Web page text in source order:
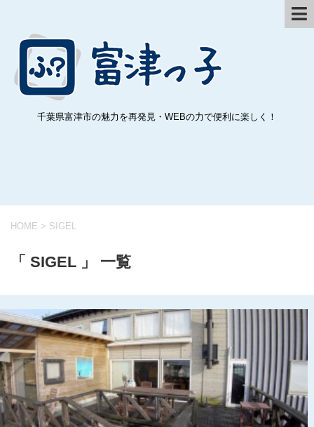
千葉県富津市の魅力を再発見・WEBの力で便利に楽しく！
HOME > SIGEL
「 SIGEL 」 一覧